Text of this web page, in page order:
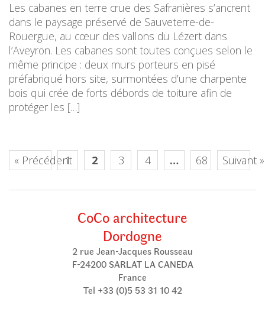
Les cabanes en terre crue des Safranières s’ancrent
dans le paysage préservé de Sauveterre-de-
Rouergue, au cœur des vallons du Lézert dans
l’Aveyron. Les cabanes sont toutes conçues selon le
même principe : deux murs porteurs en pisé
préfabriqué hors site, surmontées d’une charpente
bois qui crée de forts débords de toiture afin de
protéger les […]
« Précédent
1 2 3 4 … 68 Suivant »
CoCo architecture
Dordogne
2 rue Jean-Jacques Rousseau
F-24200 SARLAT LA CANEDA
France
Tel +33 (0)5 53 31 10 42